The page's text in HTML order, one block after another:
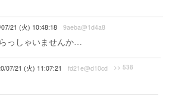
21 (火) 10:48:18 9aeba@1d4a8
っしゃいませんか…
07/21 (火) 11:07:21 fd21e@d10cd >> 538